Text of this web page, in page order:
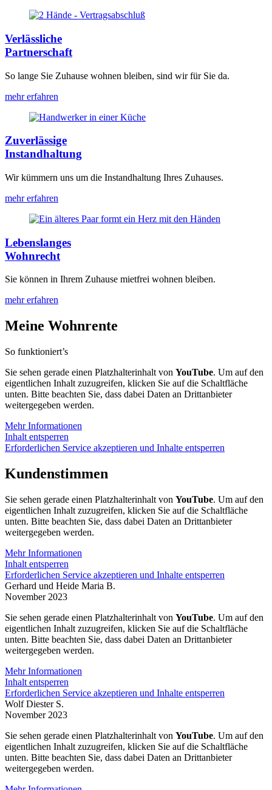
Verlässliche
Partnerschaft
So lange Sie Zuhause wohnen bleiben, sind wir für Sie da.
mehr erfahren
Zuverlässige
Instandhaltung
Wir kümmern uns um die Instandhaltung Ihres Zuhauses.
mehr erfahren
Lebenslanges
Wohnrecht
Sie können in Ihrem Zuhause mietfrei wohnen bleiben.
mehr erfahren
Meine Wohnrente
So funktioniert’s
Sie sehen gerade einen Platzhalterinhalt von YouTube. Um auf den
eigentlichen Inhalt zuzugreifen, klicken Sie auf die Schaltfläche
unten. Bitte beachten Sie, dass dabei Daten an Drittanbieter
weitergegeben werden.
Mehr Informationen
Inhalt entsperren
Erforderlichen Service akzeptieren und Inhalte entsperren
Kundenstimmen
Sie sehen gerade einen Platzhalterinhalt von YouTube. Um auf den
eigentlichen Inhalt zuzugreifen, klicken Sie auf die Schaltfläche
unten. Bitte beachten Sie, dass dabei Daten an Drittanbieter
weitergegeben werden.
Mehr Informationen
Inhalt entsperren
Erforderlichen Service akzeptieren und Inhalte entsperren
Gerhard und Heide Maria B.
November 2023
Sie sehen gerade einen Platzhalterinhalt von YouTube. Um auf den
eigentlichen Inhalt zuzugreifen, klicken Sie auf die Schaltfläche
unten. Bitte beachten Sie, dass dabei Daten an Drittanbieter
weitergegeben werden.
Mehr Informationen
Inhalt entsperren
Erforderlichen Service akzeptieren und Inhalte entsperren
Wolf Diester S.
November 2023
Sie sehen gerade einen Platzhalterinhalt von YouTube. Um auf den
eigentlichen Inhalt zuzugreifen, klicken Sie auf die Schaltfläche
unten. Bitte beachten Sie, dass dabei Daten an Drittanbieter
weitergegeben werden.